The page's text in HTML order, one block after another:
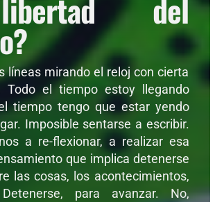
del
líneas mirando el reloj con cierta
Todo el tiempo estoy llegando
tiempo tengo que estar yendo
Imposible sentarse a escribir.
a re-flexionar, a realizar esa
que implica detenerse
las cosas, los acontecimientos,
para avanzar. No,